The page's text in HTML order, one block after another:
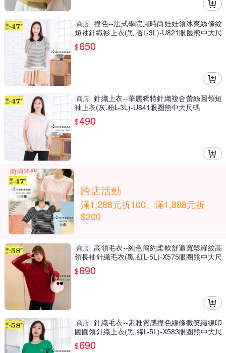
商店 撞色--法式學院風時尚娃娃領冰爽絲條紋
短袖針織衫上衣(黑.杏L-3L)-U821眼圈熊中大尺
碼
$650
商店 針織上衣--華麗獨特針織複合蕾絲圓領短
袖上衣(灰.粉L-3L)-U841眼圈熊中大尺碼
$490
跨店活動
滿1,288元折100、滿1,888元折
$200
商店 高領毛衣--純色簡約柔軟舒適寬鬆羅紋高
領長袖針織毛衣(黑.紅L-5L)-X575眼圈熊中大尺
碼
$690
商店 針織毛衣--素雅質感撞色線條微笑繡線印
圖圓領針織上衣(黑.綠L-5L)-X583眼圈熊中大尺
碼
$690